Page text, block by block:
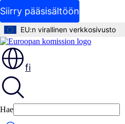
Siirry pääsisältöön
EU:n virallinen verkkosivusto
fi
Hae